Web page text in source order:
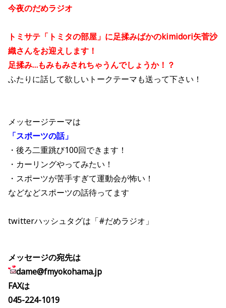
今夜のだめラジオ
トミサテ「トミタの部屋」に足揉みばかのkimidori矢菅沙
織さんをお迎えします！
足揉み…もみもみされちゃうんでしょうか！？
ふたりに話して欲しいトークテーマも送って下さい！
メッセージテーマは
「スポーツの話」
・後ろ二重跳び100回できます！
・カーリングやってみたい！
・スポーツが苦手すぎて運動会が怖い！
などなどスポーツの話待ってます
twitterハッシュタグは「#だめラジオ」
メッセージの宛先は
dame@fmyokohama.jp
FAXは
045-224-1019